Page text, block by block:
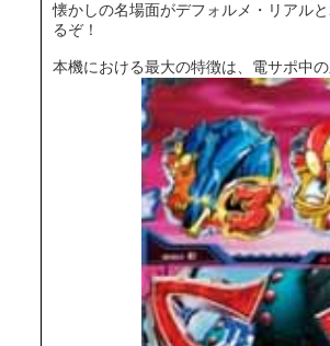
懐かしの名場面がデフォルメ・リアル
るぞ！
本機における最大の特徴は、電サポ中